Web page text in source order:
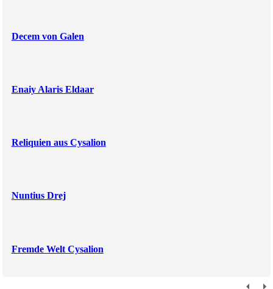
Decem von Galen
Enaiy Alaris Eldaar
Reliquien aus Cysalion
Nuntius Drej
Fremde Welt Cysalion